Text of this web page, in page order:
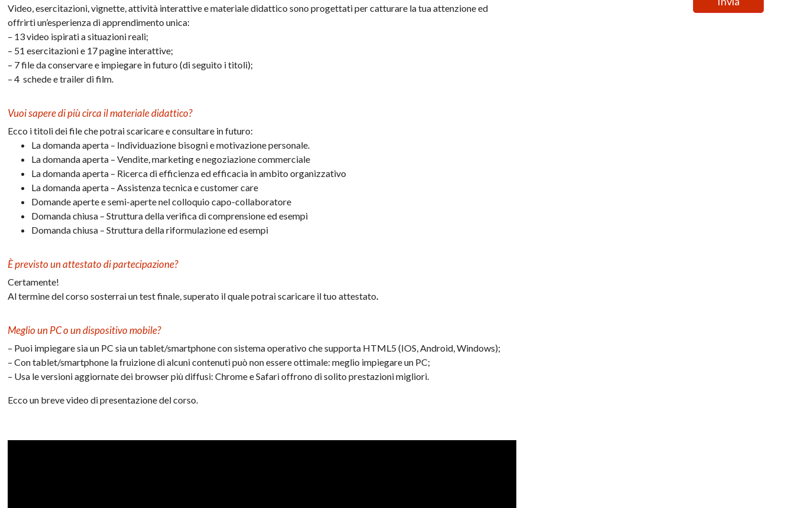
Video, esercitazioni, vignette, attività interattive e materiale didattico sono progettati per catturare la tua attenzione ed
offrirti un’esperienza di apprendimento unica:
– 13 video ispirati a situazioni reali;
– 51 esercitazioni e 17 pagine interattive;
– 7 file da conservare e impiegare in futuro (di seguito i titoli);
– 4 schede e trailer di film.
Vuoi sapere di più circa il materiale didattico?
Ecco i titoli dei file che potrai scaricare e consultare in futuro:
La domanda aperta – Individuazione bisogni e motivazione personale.
La domanda aperta – Vendite, marketing e negoziazione commerciale
La domanda aperta – Ricerca di efficienza ed efficacia in ambito organizzativo
La domanda aperta – Assistenza tecnica e customer care
Domande aperte e semi-aperte nel colloquio capo-collaboratore
Domanda chiusa – Struttura della verifica di comprensione ed esempi
Domanda chiusa – Struttura della riformulazione ed esempi
È previsto un attestato di partecipazione?
Certamente!
Al termine del corso sosterrai un test finale, superato il quale potrai scaricare il tuo attestato.
Meglio un PC o un dispositivo mobile?
– Puoi impiegare sia un PC sia un tablet/smartphone con sistema operativo che supporta HTML5 (IOS, Android, Windows);
– Con tablet/smartphone la fruizione di alcuni contenuti può non essere ottimale: meglio impiegare un PC;
– Usa le versioni aggiornate dei browser più diffusi: Chrome e Safari offrono di solito prestazioni migliori.
Ecco un breve video di presentazione del corso.